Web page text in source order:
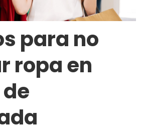
para no
ropa en